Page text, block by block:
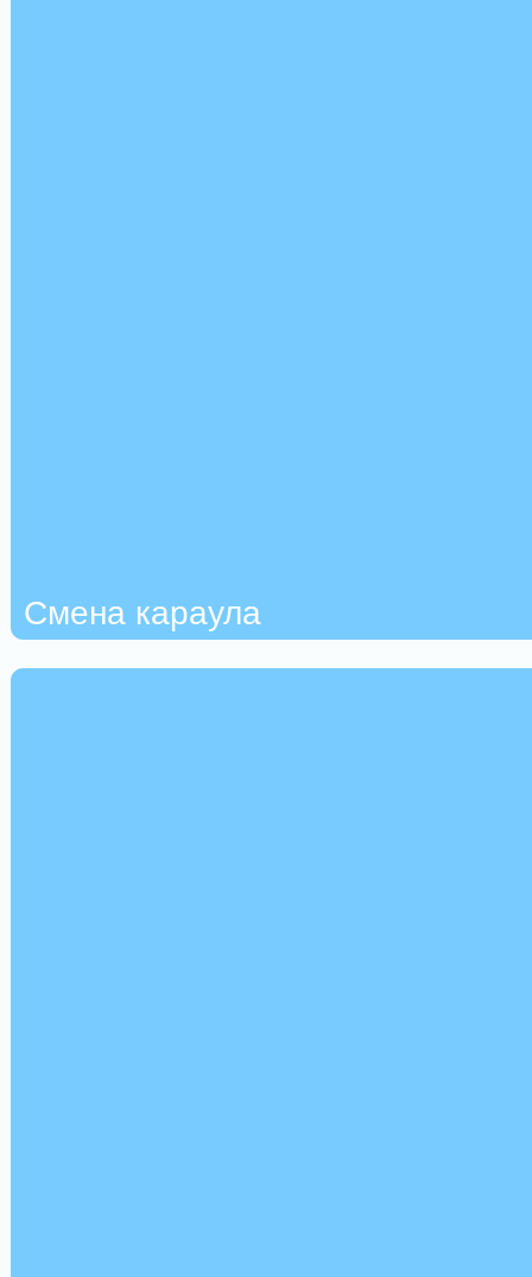
Смена караула